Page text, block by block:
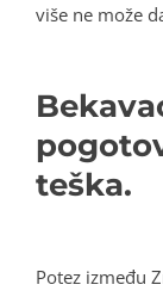
više ne može
teška.
Potez između